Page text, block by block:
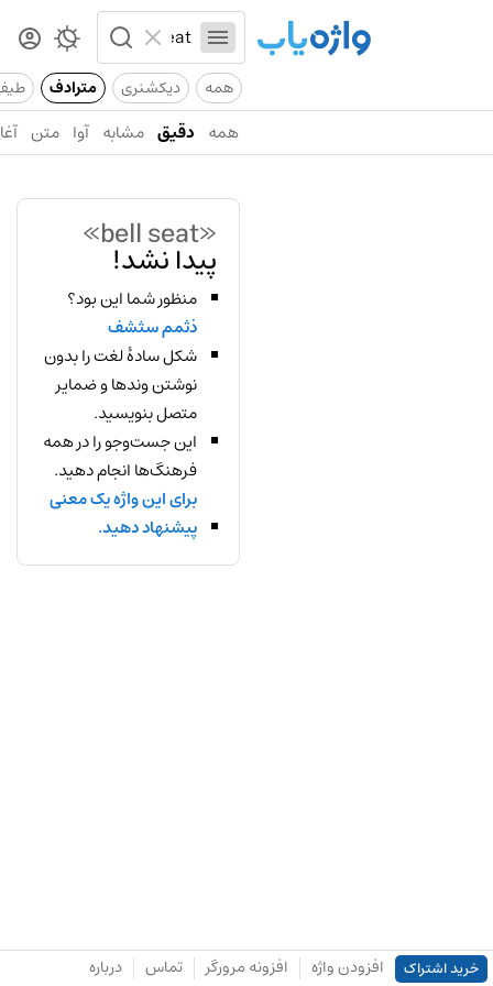
همه دیکشنری مترادف
همه دقیق مشابه آوا متن
«bell seat»
پیدا نشد!
منظور شما این بود؟
ذثمم سثشف
شکل سادهٔ لغت را بدون
نوشتن وندها و ضمایر
متصل بنویسید.
این جست‌وجو را در همه
فرهنگ‌ها انجام دهید.
برای این واژه یک معنی
پیشنهاد دهید.
خرید اشتراک افزودن واژه افزونه مرورگر تماس درباره